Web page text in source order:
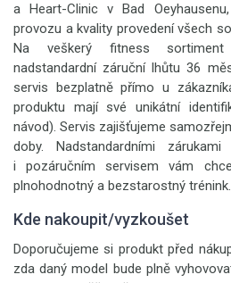
a Heart-Clinic v Bad
provozu a kvality provedení všech
Na veškerý fitness sortiment
nadstandardní záruční lhůtu 36
servis bezplatně přímo u
produktu mají své unikátní
návod). Servis zajišťujeme
doby. Nadstandardními
i pozáručním servisem vám
plnohodnotný a bezstarostný trénink.
Kde nakoupit/vyzkoušet
Doporučujeme si produkt před
zda daný model bude plně